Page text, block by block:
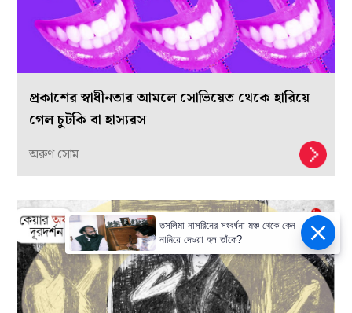
প্রকাশের স্বাধীনতার আমলে সোভিয়েত থেকে হারিয়ে
গেল চুটকি বা হাস্যরস
অরুণ সোম
তসলিমা নাসরিনের সংবর্ধনা মঞ্চ থেকে কেন
নামিয়ে দেওয়া হল তাঁকে?